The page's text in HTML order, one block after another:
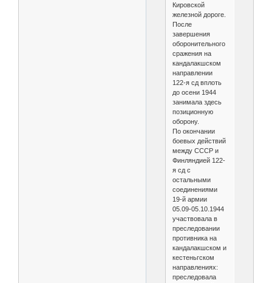
Кировской
железной дороге.
После
завершения
оборонительного
сражения на
кандалакшском
направлении
122-я сд вплоть
до осени 1944
занимала здесь
позиционную
оборону.
По окончании
боевых действий
между СССР и
Финляндией 122-
я сд с
остальными
соединениями
19-й армии
05.09-05.10.1944
участвовала в
преследовании
противника на
кандалакшском и
кестеньгском
направлениях:
преследовала